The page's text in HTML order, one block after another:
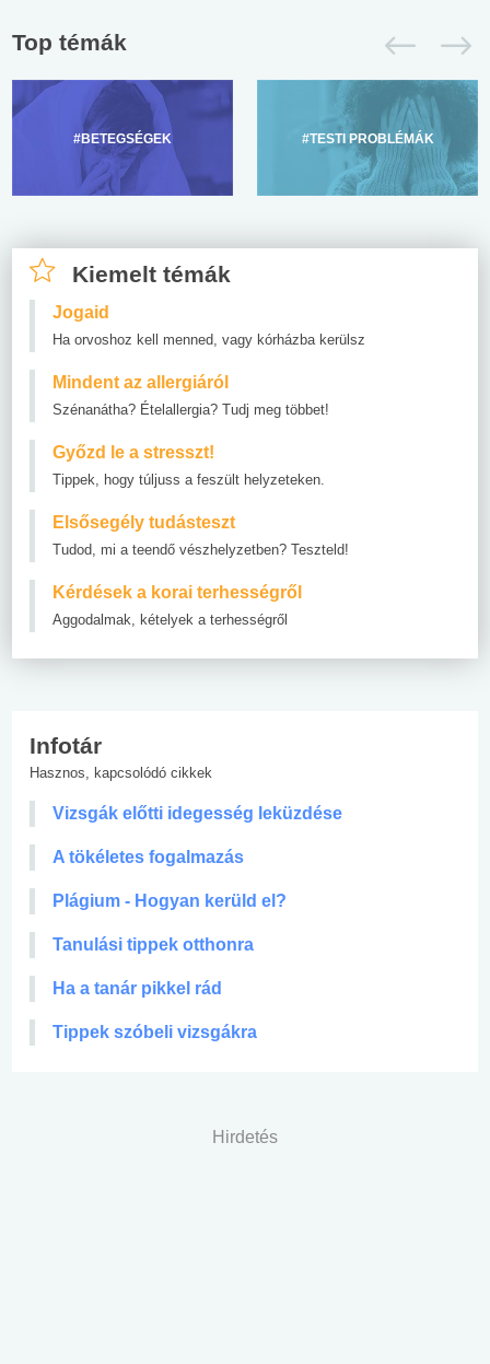
Top témák
#BETEGSÉGEK #TESTI PROBLÉMÁK
Kiemelt témák
Jogaid
Ha orvoshoz kell menned, vagy kórházba kerülsz
Mindent az allergiáról
Szénanátha? Ételallergia? Tudj meg többet!
Győzd le a stresszt!
Tippek, hogy túljuss a feszült helyzeteken.
Elsősegély tudásteszt
Tudod, mi a teendő vészhelyzetben? Teszteld!
Kérdések a korai terhességről
Aggodalmak, kételyek a terhességről
Infotár
Hasznos, kapcsolódó cikkek
Vizsgák előtti idegesség leküzdése
A tökéletes fogalmazás
Plágium - Hogyan kerüld el?
Tanulási tippek otthonra
Ha a tanár pikkel rád
Tippek szóbeli vizsgákra
Hirdetés